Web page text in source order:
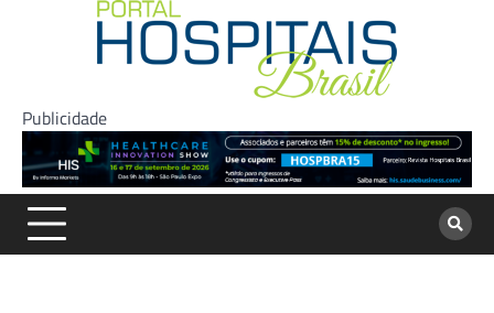
Publicidade